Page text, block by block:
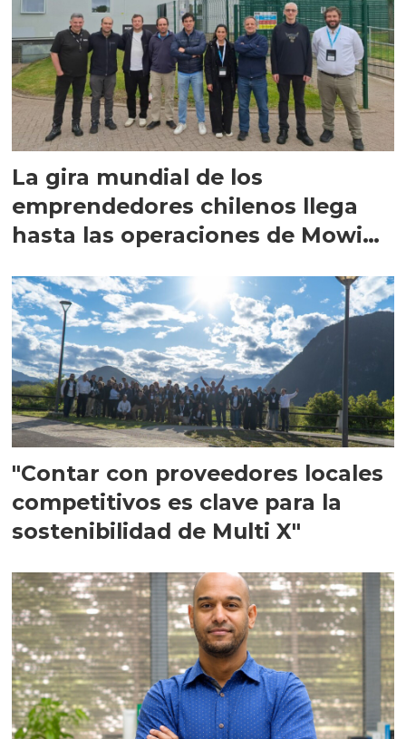
La gira mundial de los
emprendedores chilenos llega
hasta las operaciones de Mowi
"Contar con proveedores locales
competitivos es clave para la
sostenibilidad de Multi X"